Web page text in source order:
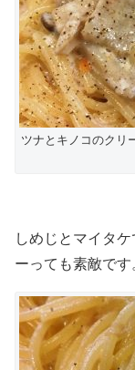
ツナとキノコのクリ
しめじとマイタ
ーっても素敵です